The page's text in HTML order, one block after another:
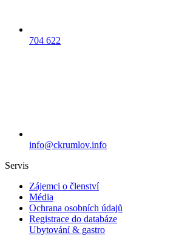
704 622
info@ckrumlov.info
Servis
Zájemci o členství
Média
Ochrana osobních údajů
Registrace do databáze
Ubytování & gastro